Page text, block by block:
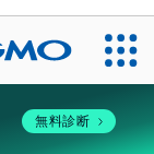
無料診断